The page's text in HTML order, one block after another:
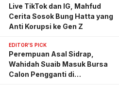
Live TikTok dan IG, Mahfud
Cerita Sosok Bung Hatta yang
Anti Korupsi ke Gen Z
EDITOR'S PICK
Perempuan Asal Sidrap,
Wahidah Suaib Masuk Bursa
Calon Pengganti di